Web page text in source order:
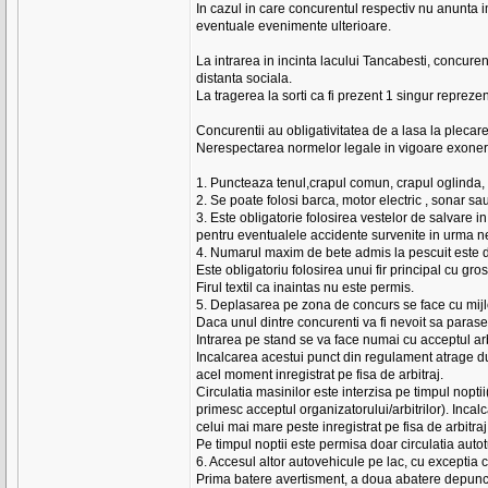
In cazul in care concurentul respectiv nu
eventuale evenimente ulterioare.
La intrarea in incinta lacului Tancabesti,
distanta sociala.
La tragerea la sorti ca fi prezent 1 singur
Concurentii au obligativitatea de a lasa la
Nerespectarea normelor legale in vigoare
1. Puncteaza tenul,crapul comun, crapul
2. Se poate folosi barca, motor electric , sonar
3. Este obligatorie folosirea vestelor de salvare
pentru eventualele accidente survenite in urma
4. Numarul maxim de bete admis la pescuit
Este obligatoriu folosirea unui fir principal cu
Firul textil ca inaintas nu este permis.
5. Deplasarea pe zona de concurs se face cu
Daca unul dintre concurenti va fi nevoit sa
Intrarea pe stand se va face numai cu acceptul
Incalcarea acestui punct din regulament atrage
acel moment inregistrat pe fisa de arbitraj.
Circulatia masinilor este interzisa pe timpul
primesc acceptul organizatorului/arbitrilor).
celui mai mare peste inregistrat pe fisa de
Pe timpul noptii este permisa doar circulatia
6. Accesul altor autovehicule pe lac, cu exceptia
Prima batere avertisment, a doua abatere